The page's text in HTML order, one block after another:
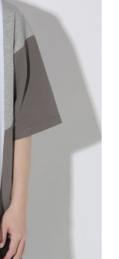
本公司）所提供，讓
店將買賣／分期付款
帳款。
，商店將以您的個人
蒐集、處理及利用，
及更正。
userRule
要取消訂單，請聯絡
，需透過AFTEE先享
顯示為準，若有關於
繫「AFTEE先享後付
home
後付」服務完成之交
相關給付款項請求債
aftee.tw/terms/#terms3
同意方可使用
本公司不負相關責
戶狀況，依本公司即
本公司將視審查結果